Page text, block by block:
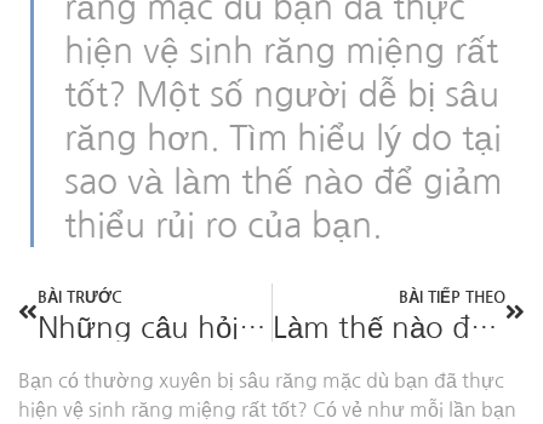
răng mặc dù bạn đã thực
hiện vệ sinh răng miệng rất
tốt? Một số người dễ bị sâu
răng hơn. Tìm hiểu lý do tại
sao và làm thế nào để giảm
thiểu rủi ro của bạn.
BÀI TRƯỚC
Những câu hỏi thường gặp về kem đánh răng: Kem đánh răng nào tốt nhất cho răng?
BÀI TIẾP THEO
Làm thế nào để fluoride tăng cường răng?
Bạn có thường xuyên bị sâu răng mặc dù bạn đã thực
hiện vệ sinh răng miệng rất tốt? Có vẻ như mỗi lần bạn